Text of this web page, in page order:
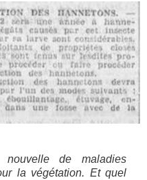
de maladies
la végétation. Et quel